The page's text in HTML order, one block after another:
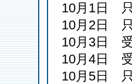
10月1日
10月2日
10月3日
10月4日
10月5日